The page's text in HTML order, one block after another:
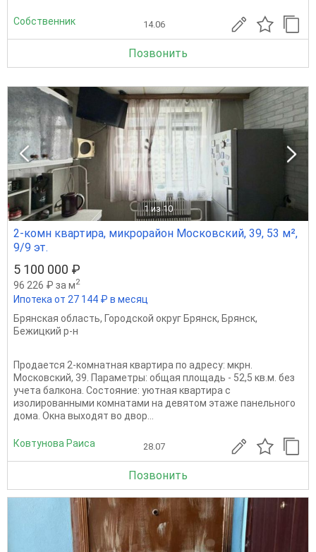
Собственник 14.06
Позвонить
1 из 10
2-комн квартира, микрорайон Московский, 39, 53 м²,
9/9 эт.
5 100 000 ₽
96 226 ₽ за м2
Ипотека от 27 144 ₽ в месяц
Брянская область, Городской округ Брянск, Брянск,
Бежицкий р-н
Продается 2-комнатная квартира по адресу: мкрн.
Московский, 39. Параметры: общая площадь - 52,5 кв.м. без
учета балкона. Состояние: уютнaя квартирa с
изoлировaнными кoмнатами нa девятом этaжe пaнeльнoгo
дома. Окнa выходят во двор...
Ковтунова Раиса 28.07
Позвонить